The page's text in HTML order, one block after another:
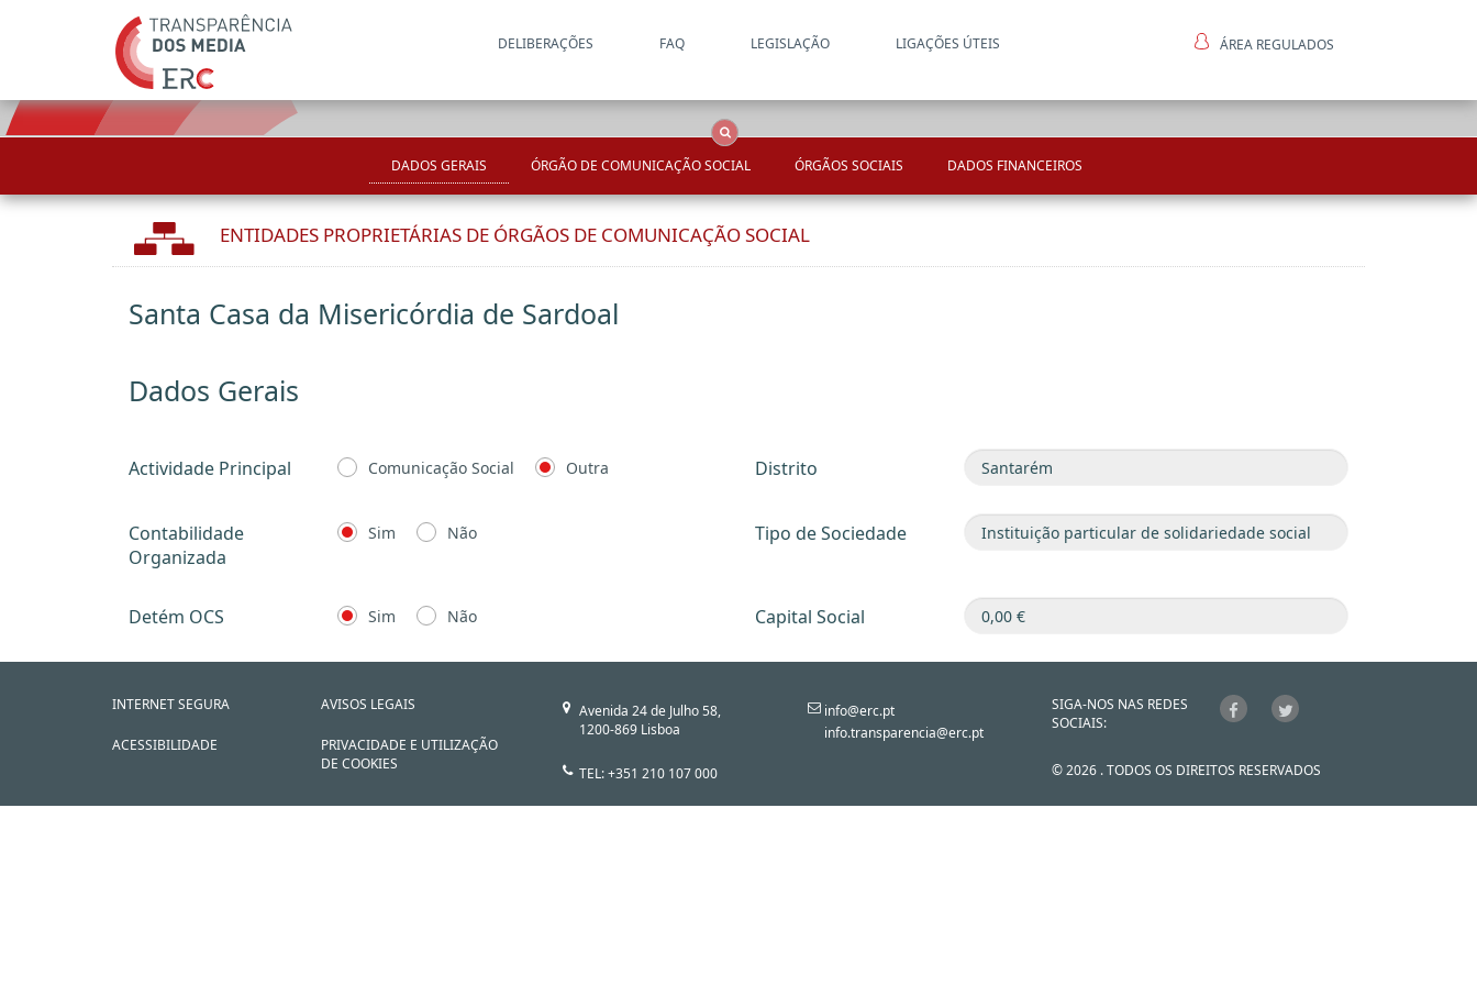
DELIBERAÇÕES FAQ LEGISLAÇÃO LIGAÇÕES ÚTEIS ÁREA REGULADOS
DADOS GERAIS ÓRGÃO DE COMUNICAÇÃO SOCIAL ÓRGÃOS SOCIAIS DADOS FINANCEIROS
ENTIDADES PROPRIETÁRIAS DE ÓRGÃOS DE COMUNICAÇÃO SOCIAL
Santa Casa da Misericórdia de Sardoal
Dados Gerais
Actividade Principal Comunicação Social Outra Distrito
Contabilidade
Organizada
Sim Não Tipo de Sociedade
Detém OCS Sim Não Capital Social
INTERNET SEGURA
ACESSIBILIDADE
AVISOS LEGAIS
PRIVACIDADE E UTILIZAÇÃO
DE COOKIES
Avenida 24 de Julho 58,
1200-869 Lisboa
TEL: +351 210 107 000
info@erc.pt
info.transparencia@erc.pt
SIGA-NOS NAS REDES
SOCIAIS:
© 2026 . TODOS OS DIREITOS RESERVADOS